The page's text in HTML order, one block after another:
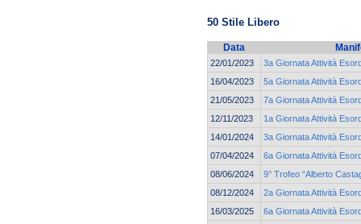
50 Stile Libero
Data
22/01/2023
3a Giornata Attività
16/04/2023
5a Giornata Attività
21/05/2023
7a Giornata Attività
12/11/2023
1a Giornata Attività
14/01/2024
3a Giornata Attività
07/04/2024
6a Giornata Attività
08/06/2024
9° Trofeo “Alberto
08/12/2024
2a Giornata Attività
16/03/2025
6a Giornata Attività